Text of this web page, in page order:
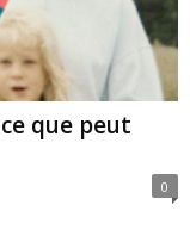
que peut
0